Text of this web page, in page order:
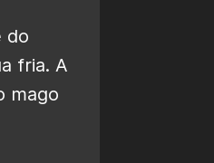
do
fria. A
mago